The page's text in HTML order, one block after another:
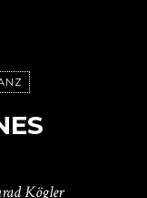
Kögler